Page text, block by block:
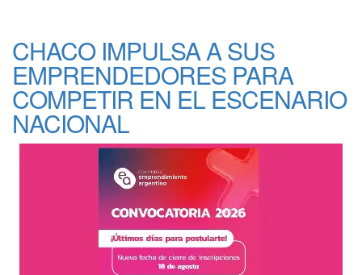
CHACO IMPULSA A SUS
EMPRENDEDORES PARA
COMPETIR EN EL ESCENARIO
NACIONAL